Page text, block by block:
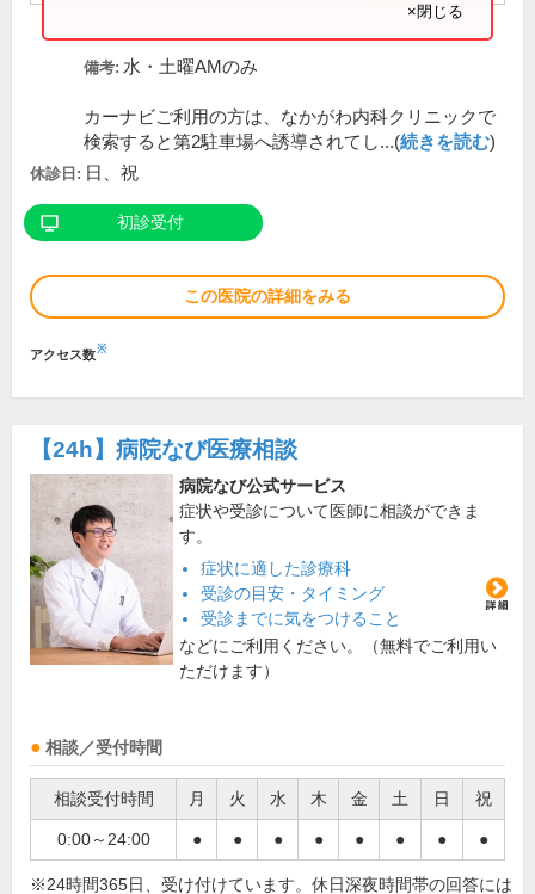
×閉じる
備考: 水・土曜AMのみ
カーナビご利用の方は、なかがわ内科クリニックで
検索すると第2駐車場へ誘導されてし...(続きを読む)
休診日: 日、祝
初診受付
この医院の詳細をみる
アクセス数※
【24h】 病院なび医療相談
病院なび公式サービス
症状や受診について医師に相談ができま
す。
症状に適した診療科
受診の目安・タイミング
受診までに気をつけること
などにご利用ください。（無料でご利用い
ただけます）
相談／受付時間
相談受付時間 月 火 水 木 金 土 日 祝
0:00～24:00 ● ● ● ● ● ● ● ●
※24時間365日、受け付けています。休日深夜時間帯の回答には